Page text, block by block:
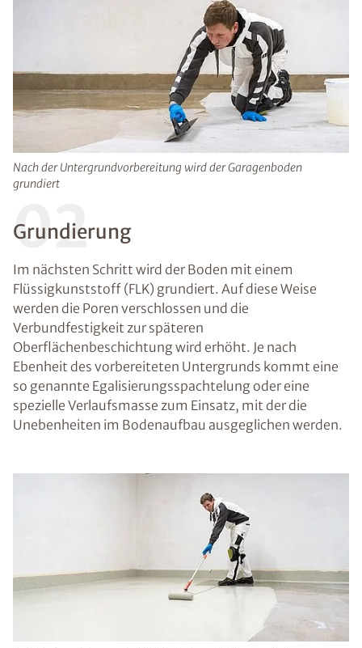
Nach der Untergrundvorbereitung wird der Garagenboden
grundiert
02
Grundierung
Im nächsten Schritt wird der Boden mit einem
Flüssigkunststoff (FLK) grundiert. Auf diese Weise
werden die Poren verschlossen und die
Verbundfestigkeit zur späteren
Oberflächenbeschichtung wird erhöht. Je nach
Ebenheit des vorbereiteten Untergrunds kommt eine
so genannte Egalisierungsspachtelung oder eine
spezielle Verlaufsmasse zum Einsatz, mit der die
Unebenheiten im Bodenaufbau ausgeglichen werden.